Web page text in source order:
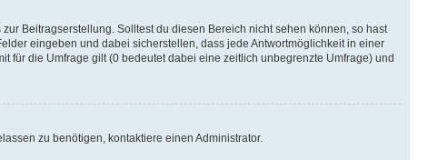
Beitragserstellung. Solltest du diesen Bereich nicht sehen können, so hast
eingeben und dabei sicherstellen, dass jede Antwortmöglichkeit in einer
für die Umfrage gilt (0 bedeutet dabei eine zeitlich unbegrenzte Umfrage) und
zu benötigen, kontaktiere einen Administrator.